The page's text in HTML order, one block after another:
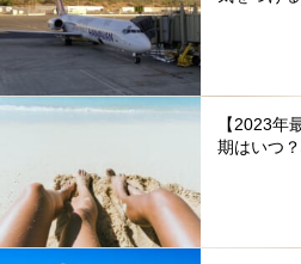
【2023年
期はいつ